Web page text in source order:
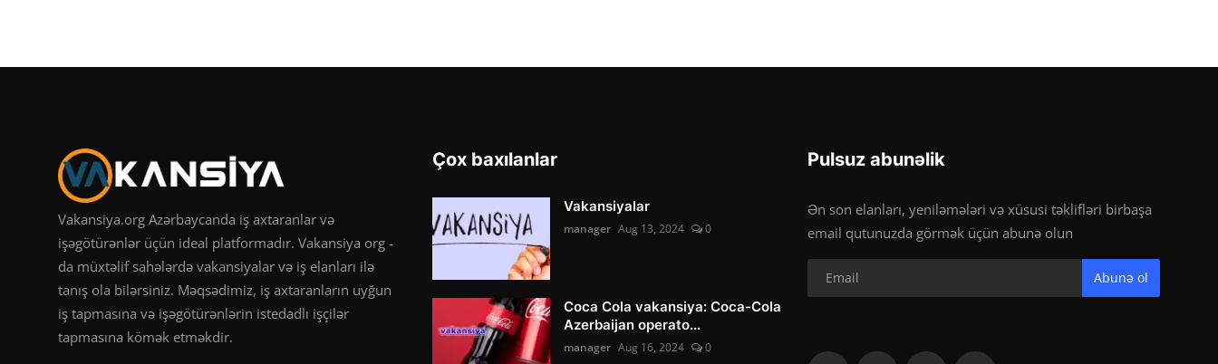
Vakansiya.org Azərbaycanda iş axtaranlar və
işəgötürənlər üçün ideal platformadır. Vakansiya org -
da müxtəlif sahələrdə vakansiyalar və iş elanları ilə
tanış ola bilərsiniz. Məqsədimiz, iş axtaranların uyğun
iş tapmasına və işəgötürənlərin istedadlı işçilər
tapmasına kömək etməkdir.
Çox baxılanlar
Vakansiyalar
manager Aug 13, 2024 0
Coca Cola vakansiya: Coca-Cola
Azerbaijan operato...
manager Aug 16, 2024 0
Pulsuz abunəlik
Ən son elanları, yeniləmələri və xüsusi təklifləri birbaşa
email qutunuzda görmək üçün abunə olun
Abunə ol